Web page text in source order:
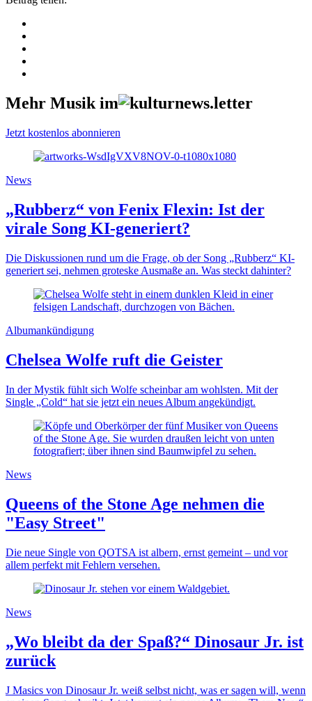
Mehr Musik im
Jetzt kostenlos abonnieren
News
„Rubberz“ von Fenix Flexin: Ist der
virale Song KI-generiert?
Die Diskussionen rund um die Frage, ob der Song „Rubberz“ KI-
generiert sei, nehmen groteske Ausmaße an. Was steckt dahinter?
Albumankündigung
Chelsea Wolfe ruft die Geister
In der Mystik fühlt sich Wolfe scheinbar am wohlsten. Mit der
Single „Cold“ hat sie jetzt ein neues Album angekündigt.
News
Queens of the Stone Age nehmen die
"Easy Street"
Die neue Single von QOTSA ist albern, ernst gemeint – und vor
allem perfekt mit Fehlern versehen.
News
„Wo bleibt da der Spaß?“ Dinosaur Jr. ist
zurück
J Masics von Dinosaur Jr. weiß selbst nicht, was er sagen will, wenn